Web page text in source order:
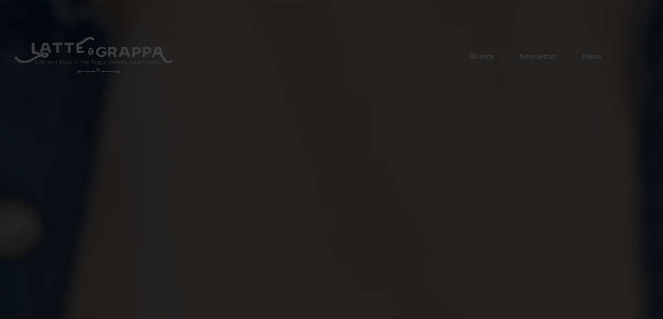
Ricerca Newsletter Menu